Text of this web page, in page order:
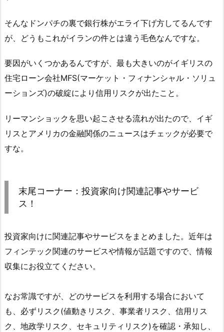
そんなドンパチの裏で銀行株がエライ下げ方してるんです
が、どうもこれがイランの件とは違う毛色なんですな。
要因がいくつかあるんですが、最も大きいのがイギリスの
住宅ローン会社MFS(マーケット・フィナンシャル・ソリュ
ーションズ)の破綻により信用リスクが出たこと。
リーマンショックを思い起こさせる流れが出たので、イギ
リスとアメリカの金融関係のニュースはチェックが必要で
すな。
末尾コーナー：投資家向け関連記事やサービ
ス！
投資家向けに関連記事やサービスをまとめました。近年は
フィンテック関連のサービスや情報が話題ですので、情報
収集にお役立てください。
なお常識ですが、どのサービスを利用する場合において
も、必ずリスク(値動きリスク、事業者リスク、信用リス
ク、地政学リスク、セキュリティリスク)を確認・承知し、